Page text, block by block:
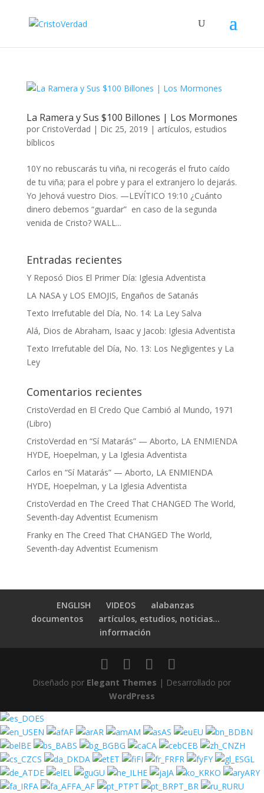
La Ramera y Sus $100 Billones | Los Mormones
por CristoVerdad | Dic 25, 2019 | artículos, estudios
bíblicos
10Y no rebuscarás tu viña, ni recogerás el fruto caído
de tu viña; para el pobre y para el extranjero lo dejarás.
Yo Jehová vuestro Dios. —LEVÍTICO 19:10 ¿Cuánto
dinero debemos “guardar” en caso de la segunda
venida de Cristo? WALL...
Entradas recientes
Y Reposó Dios El Primer Día: Iglesia Adventista
LA NASA y LOS EMOJIS, Engaños de Satanás
Texto Irrefutable del Día, No. 14: La Ley Salva
Alá, Dios de Abraham, Isaac y Jacob: Iglesia Adventista
Texto Irrefutable del Día, No. 13: Los Negligentes y La
Ley
Comentarios recientes
CristoVerdad en El Credo Que Cambió al Mundo, 1971
(Libro)
CristoVerdad en “Sí Matarás” — Aborto, LA ENMIENDA
HYDE, Hoepelman, y La Iglesia Adventista
Carlos en “Sí Matarás” — Aborto, LA ENMIENDA
HYDE, Hoepelman, y La Iglesia Adventista
CristoVerdad en The Creed That CHANGED The World,
Seventh-day Adventist Ecumenism
Frankyen The Creed That CHANGED The World,
Seventh-day Adventist Ecumenism
ENGLISH VIDEOS
alabanzas
documentos
artículos, estudios, noticias…
información
Diseñado por Elegant Themes | Desarrollado por
WordPress
ES
EN
AF AR AM AS EU
BN
BE
BS BG CA CEB
ZH
CS
DA ET FI FR FY
GL
DE
EL GU HE JA KO
ARY
FA
FA_AF PT PT_BR RU